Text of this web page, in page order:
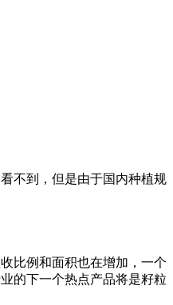
不到，但是由于国内种植规
比例和面积也在增加，一个
的下一个热点产品将是籽粒